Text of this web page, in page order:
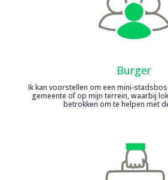
Burger
Ik kan voorstellen om een mini-
gemeente of op mijn terrein, waarbij
betrokken om te helpen met